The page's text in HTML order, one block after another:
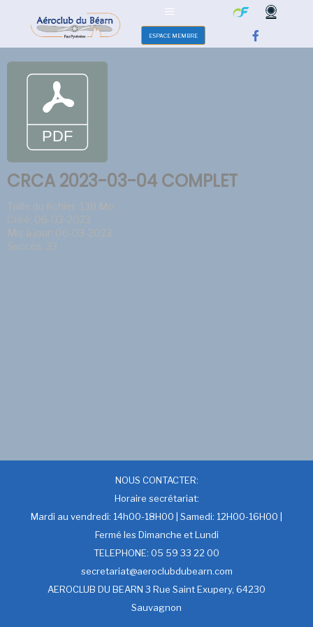
ESPACE MEMBRE
CRCA 2023-03-04 COMPLET
Taille du fichier: 1.18 Mo
Créé: 06-03-2023
Mis à jour: 06-03-2023
Succès: 33
NOUS CONTACTER:
Horaire secrétariat:
Mardi au vendredi: 14h00-18H00 | Samedi: 12H00-16H00 |
Fermé les Dimanche et Lundi
TELEPHONE: 05 59 33 22 00
secretariat@aeroclubdubearn.com
AEROCLUB DU BEARN 3 Rue Saint Exupery, 64230
Sauvagnon